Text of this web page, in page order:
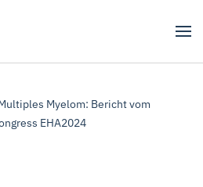
Myelom: Bericht vom
EHA2024